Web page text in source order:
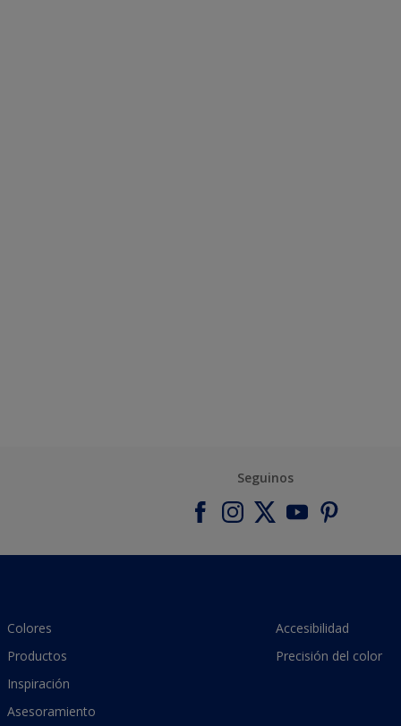
Seguinos
Colores
Productos
Inspiración
Asesoramiento
Accesibilidad
Precisión del color